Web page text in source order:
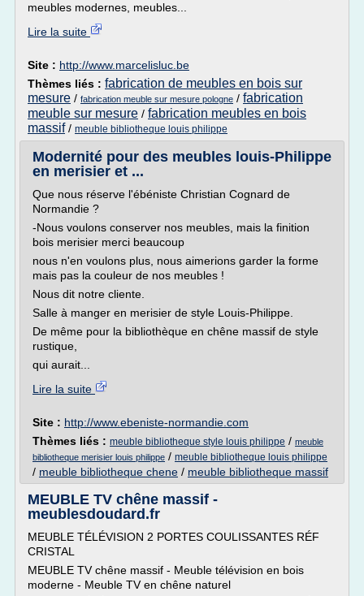
meubles modernes, meubles...
Lire la suite
Site : http://www.marcelisluc.be
Thèmes liés : fabrication de meubles en bois sur
mesure / fabrication meuble sur mesure pologne / fabrication
meuble sur mesure / fabrication meubles en bois
massif/ meuble bibliotheque louis philippe
Modernité pour des meubles louis-Philippe
en merisier et ...
Que nous réserve l'ébéniste Christian Cognard de
Normandie ?
-Nous voulons conserver nos meubles, mais la finition
bois merisier merci beaucoup
nous n'en voulons plus, nous aimerions garder la forme
mais pas la couleur de nos meubles !
Nous dit notre cliente.
Salle à manger en merisier de style Louis-Philippe.
De même pour la bibliothèque en chêne massif de style
rustique,
qui aurait...
Lire la suite
Site : http://www.ebeniste-normandie.com
Thèmes liés : meuble bibliotheque style louis philippe / meuble
bibliotheque merisier louis philippe / meuble bibliotheque louis philippe
/ meuble bibliotheque chene / meuble bibliotheque massif
MEUBLE TV chêne massif -
meublesdoudard.fr
MEUBLE TÉLÉVISION 2 PORTES COULISSANTES RÉF
CRISTAL
MEUBLE TV chêne massif - Meuble télévision en bois
moderne - Meuble TV en chêne naturel